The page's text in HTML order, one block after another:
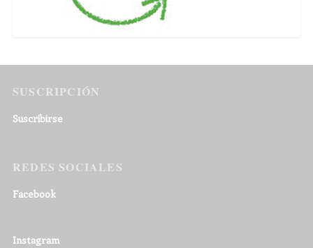
SUSCRIPCIÓN
Suscribirse
REDES SOCIALES
Facebook
Instagram